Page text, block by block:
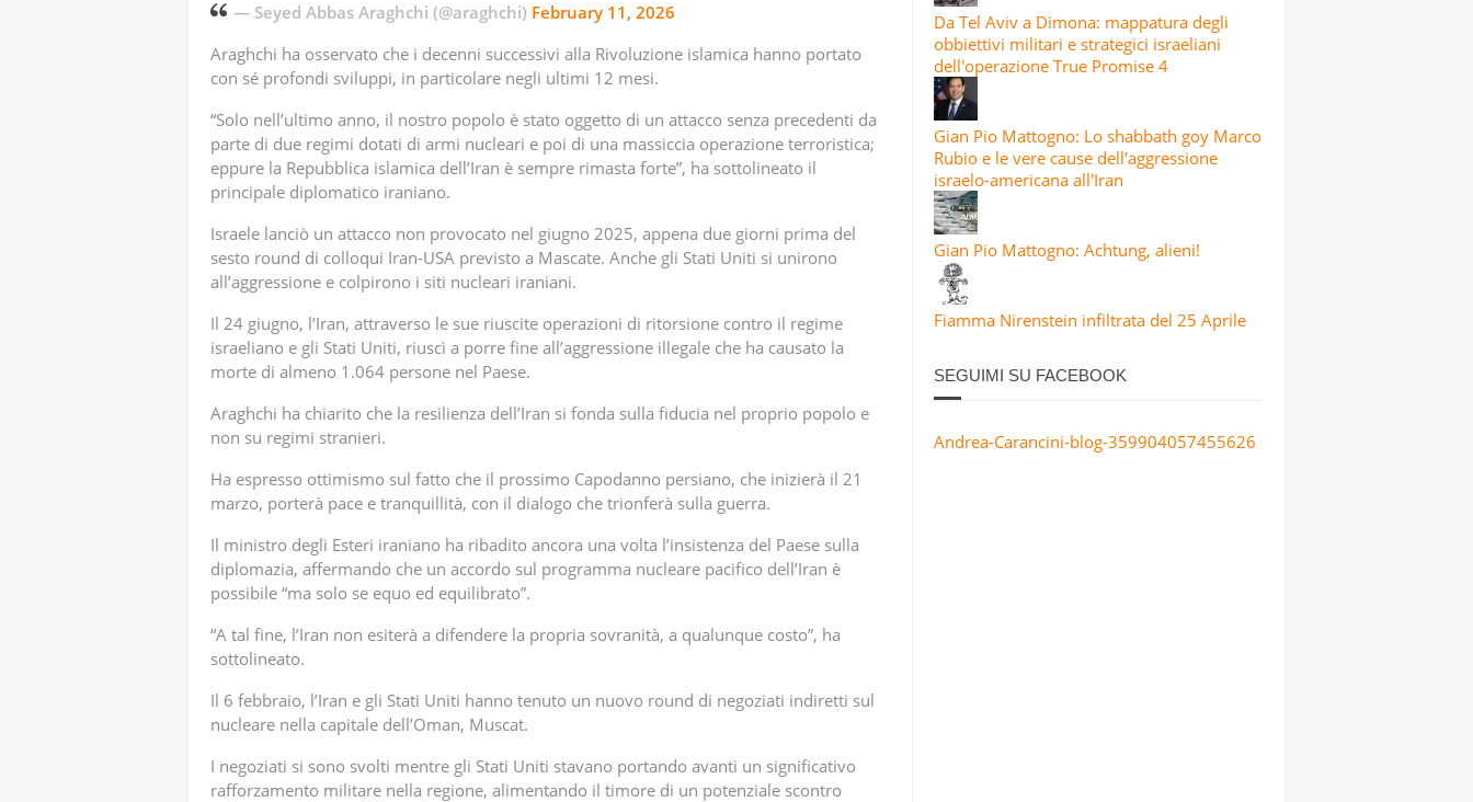
— Seyed Abbas Araghchi (@araghchi) February 11, 2026
Araghchi ha osservato che i decenni successivi alla Rivoluzione islamica hanno portato
con sé profondi sviluppi, in particolare negli ultimi 12 mesi.
“Solo nell’ultimo anno, il nostro popolo è stato oggetto di un attacco senza precedenti da
parte di due regimi dotati di armi nucleari e poi di una massiccia operazione terroristica;
eppure la Repubblica islamica dell’Iran è sempre rimasta forte”, ha sottolineato il
principale diplomatico iraniano.
Israele lanciò un attacco non provocato nel giugno 2025, appena due giorni prima del
sesto round di colloqui Iran-USA previsto a Mascate. Anche gli Stati Uniti si unirono
all’aggressione e colpirono i siti nucleari iraniani.
Il 24 giugno, l’Iran, attraverso le sue riuscite operazioni di ritorsione contro il regime
israeliano e gli Stati Uniti, riuscì a porre fine all’aggressione illegale che ha causato la
morte di almeno 1.064 persone nel Paese.
Araghchi ha chiarito che la resilienza dell’Iran si fonda sulla fiducia nel proprio popolo e
non su regimi stranieri.
Ha espresso ottimismo sul fatto che il prossimo Capodanno persiano, che inizierà il 21
marzo, porterà pace e tranquillità, con il dialogo che trionferà sulla guerra.
Il ministro degli Esteri iraniano ha ribadito ancora una volta l’insistenza del Paese sulla
diplomazia, affermando che un accordo sul programma nucleare pacifico dell’Iran è
possibile “ma solo se equo ed equilibrato”.
“A tal fine, l’Iran non esiterà a difendere la propria sovranità, a qualunque costo”, ha
sottolineato.
Il 6 febbraio, l’Iran e gli Stati Uniti hanno tenuto un nuovo round di negoziati indiretti sul
nucleare nella capitale dell’Oman, Muscat.
I negoziati si sono svolti mentre gli Stati Uniti stavano portando avanti un significativo
rafforzamento militare nella regione, alimentando il timore di un potenziale scontro
Da Tel Aviv a Dimona: mappatura degli
obbiettivi militari e strategici israeliani
dell'operazione True Promise 4
Gian Pio Mattogno: Lo shabbath goy Marco
Rubio e le vere cause dell'aggressione
israelo-americana all'Iran
Gian Pio Mattogno: Achtung, alieni!
Fiamma Nirenstein infiltrata del 25 Aprile
SEGUIMI SU FACEBOOK
Andrea-Carancini-blog-359904057455626